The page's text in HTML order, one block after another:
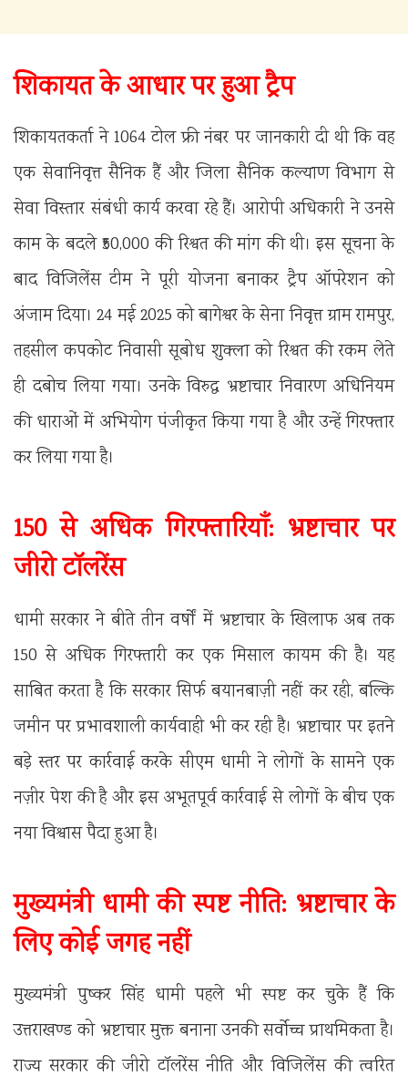
शिकायत के आधार पर हुआ ट्रैप
शिकायतकर्ता ने 1064 टोल फ्री नंबर पर जानकारी दी थी कि वह
एक सेवानिवृत्त सैनिक हैं और जिला सैनिक कल्याण विभाग से
सेवा विस्तार संबंधी कार्य करवा रहे हैं। आरोपी अधिकारी ने उनसे
काम के बदले ₹50,000 की रिश्वत की मांग की थी। इस सूचना के
बाद विजिलेंस टीम ने पूरी योजना बनाकर ट्रैप ऑपरेशन को
अंजाम दिया। 24 मई 2025 को बागेश्वर के सेना निवृत्त ग्राम रामपुर,
तहसील कपकोट निवासी सूबोध शुक्ला को रिश्वत की रकम लेते
ही दबोच लिया गया। उनके विरुद्ध भ्रष्टाचार निवारण अधिनियम
की धाराओं में अभियोग पंजीकृत किया गया है और उन्हें गिरफ्तार
कर लिया गया है।
150 से अधिक गिरफ्तारियाँ: भ्रष्टाचार पर
जीरो टॉलरेंस
धामी सरकार ने बीते तीन वर्षों में भ्रष्टाचार के खिलाफ अब तक
150 से अधिक गिरफ्तारी कर एक मिसाल कायम की है। यह
साबित करता है कि सरकार सिर्फ बयानबाज़ी नहीं कर रही, बल्कि
जमीन पर प्रभावशाली कार्यवाही भी कर रही है। भ्रष्टाचार पर इतने
बड़े स्तर पर कार्रवाई करके सीएम धामी ने लोगों के सामने एक
नज़ीर पेश की है और इस अभूतपूर्व कार्रवाई से लोगों के बीच एक
नया विश्वास पैदा हुआ है।
मुख्यमंत्री धामी की स्पष्ट नीति: भ्रष्टाचार के
लिए कोई जगह नहीं
मुख्यमंत्री पुष्कर सिंह धामी पहले भी स्पष्ट कर चुके हैं कि
उत्तराखण्ड को भ्रष्टाचार मुक्त बनाना उनकी सर्वोच्च प्राथमिकता है।
राज्य सरकार की जीरो टॉलरेंस नीति और विजिलेंस की त्वरित